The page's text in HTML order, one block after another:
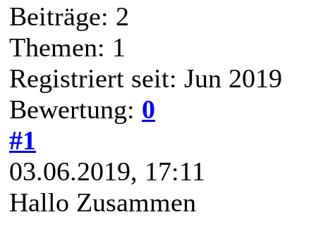
Beiträge: 2
Themen: 1
Registriert seit: Jun 2019
Bewertung: 0
#1
03.06.2019, 17:11
Hallo Zusammen